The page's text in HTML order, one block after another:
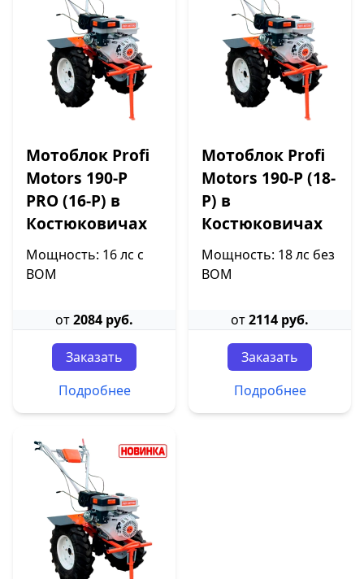
Мотоблок Profi
Motors 190-P
PRO (16-P) в
Костюковичах
Мощность: 16 лс с
ВОМ
от2084 руб.
Заказать
Подробнее
Мотоблок Profi
Motors 190-P (18-
P) в
Костюковичах
Мощность: 18 лс без
ВОМ
от2114 руб.
Заказать
Подробнее